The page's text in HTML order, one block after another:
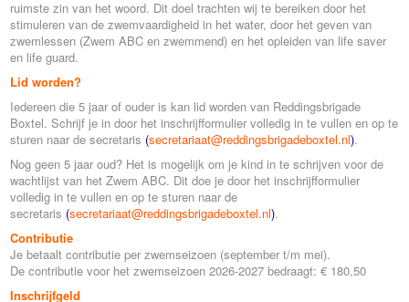
ruimste zin van het woord. Dit doel trachten wij te bereiken door het
stimuleren van de zwemvaardigheid in het water, door het geven van
zwemlessen (Zwem ABC en zwemmend) en het opleiden van life saver
en life guard.
Lid worden?
Iedereen die 5 jaar of ouder is kan lid worden van Reddingsbrigade
Boxtel. Schrijf je in door het inschrijfformulier volledig in te vullen en op te
sturen naar de secretaris (secretariaat@reddingsbrigadeboxtel.nl).
Nog geen 5 jaar oud? Het is mogelijk om je kind in te schrijven voor de
wachtlijst van het Zwem ABC. Dit doe je door het inschrijfformulier
volledig in te vullen en op te sturen naar de
secretaris (secretariaat@reddingsbrigadeboxtel.nl).
Contributie
Je betaalt contributie per zwemseizoen (september t/m mei).
De contributie voor het zwemseizoen 2026-2027 bedraagt: € 180,50
Inschrijfgeld